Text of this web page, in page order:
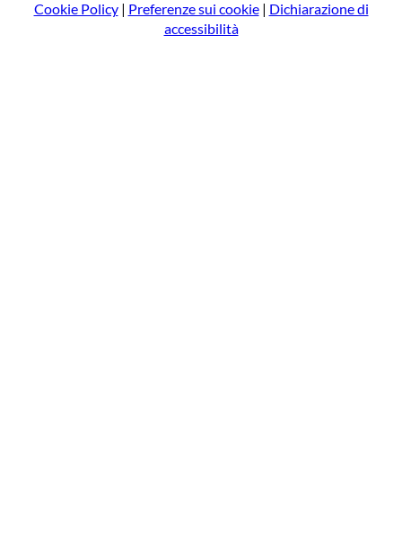
Cookie Policy| Preferenze sui cookie| Dichiarazione di
accessibilità